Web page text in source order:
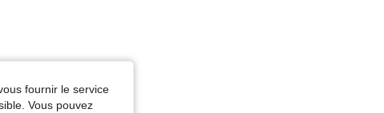
fournir le service
Vous pouvez